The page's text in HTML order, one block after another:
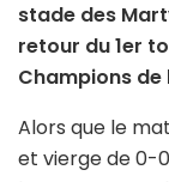
stade des
retour du 1er
Champions de
Alors que le
et vierge de 0-